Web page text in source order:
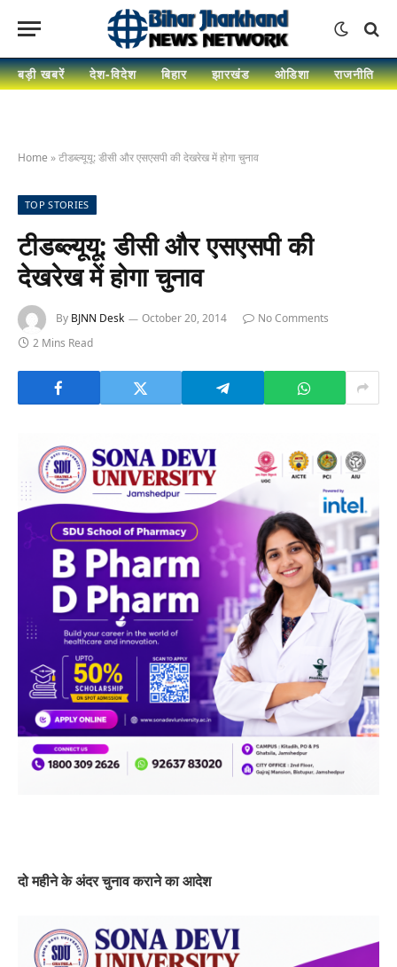
बड़ी खबरें देश-विदेश बिहार झारखंड ओडिशा राजनीति
Home »टीडब्ल्यूयू: डीसी और एसएसपी की देखरेख में होगा चुनाव
TOP STORIES
टीडब्ल्यूयू: डीसी और एसएसपी की
देखरेख में होगा चुनाव
By BJNN Desk October 20, 2014
No Comments
2 Mins Read
दो महीने के अंदर चुनाव कराने का आदेश